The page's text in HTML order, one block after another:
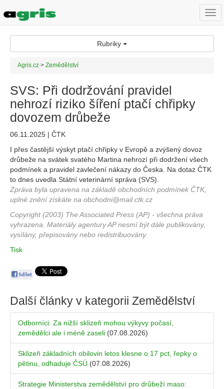
Rubriky
Agris.cz > Zemědělství
SVS: Při dodržování pravidel
nehrozí riziko šíření ptačí chřipky
dovozem drůbeže
06.11.2025 | ČTK
I přes častější výskyt ptačí chřipky v Evropě a zvýšený dovoz
drůbeže na svátek svatého Martina nehrozí při dodržení všech
podmínek a pravidel zavlečení nákazy do Česka. Na dotaz ČTK
to dnes uvedla Státní veterinární správa (SVS).
Zpráva byla upravena na základě obchodních podmínek ČTK,
uplné znění získáte na obchodni@mail.ctk.cz
Copyright (2003) The Associated Press (AP) - všechna práva
vyhrazena. Materiály agentury AP nesmí být dále publikovány,
vysílány, přepisovány nebo redistribuovány.
Tisk
Další články v kategorii Zemědělství
Odborníci: Za nižší sklizeň mohou výkyvy počasí,
zemědělci ale i méně zaseli (07.08.2026)
Sklizeň základních obilovin letos klesne o 17 pct, řepky o
pětinu, odhaduje ČSÚ (07.08.2026)
Strategie Ministerstva zemědělství pro drůbeží maso: